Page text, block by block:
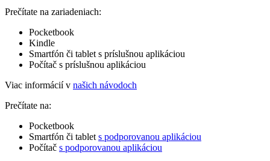
Prečítate na zariadeniach:
Pocketbook
Kindle
Smartfón či tablet s príslušnou aplikáciou
Počítač s príslušnou aplikáciou
Viac informácií v našich návodoch
Prečítate na:
Pocketbook
Smartfón či tablet s podporovanou aplikáciou
Počítač s podporovanou aplikáciou